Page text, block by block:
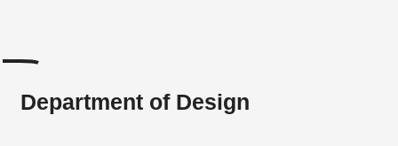
Department of Design